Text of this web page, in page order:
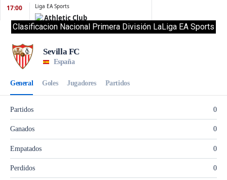
Clasificacion Nacional Primera División LaLiga EA Sports